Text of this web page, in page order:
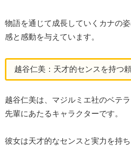
物語を通じて成長していくカナの
感と感動を与えています。
越谷仁美：天才的センスを持つ
越谷仁美は、マジルミエ社のベテ
先輩にあたるキャラクターです。
彼女は天才的なセンスと実力を持